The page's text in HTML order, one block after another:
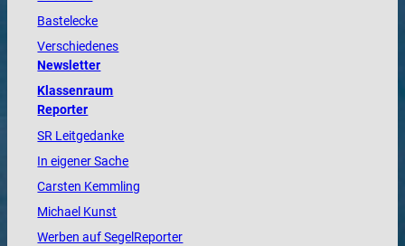
Bastelecke
Verschiedenes
Newsletter
Klassenraum
Reporter
SR Leitgedanke
In eigener Sache
Carsten Kemmling
Michael Kunst
Werben auf SegelReporter